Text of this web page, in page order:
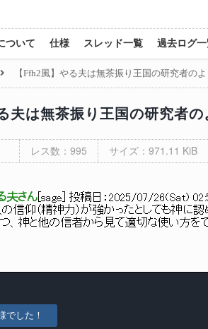
ついて 仕様 スレッド一覧 過去ログ
【Ffh2風】やる夫は無茶振り王国の研究者の
夫は無茶振り王国の研究者
レス数：995 サイズ：971.11 KiB
夫さん sage ] 投稿日： 2025/07/26(Sat)
信仰（精神力）が強かったとしても神に
、神と他の信者から見て適切な使い方
でした！